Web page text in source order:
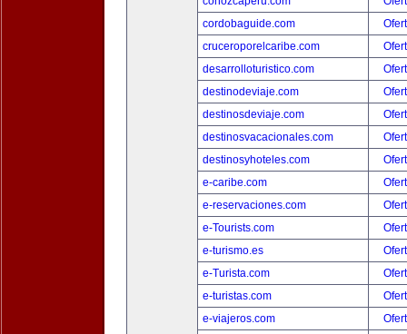
cordobaguide.com
cruceroporelcaribe.com
desarrolloturistico.com
destinodeviaje.com
destinosdeviaje.com
destinosvacacionales.com
destinosyhoteles.com
e-caribe.com
e-reservaciones.com
e-Tourists.com
e-turismo.es
e-Turista.com
e-turistas.com
e-viajeros.com